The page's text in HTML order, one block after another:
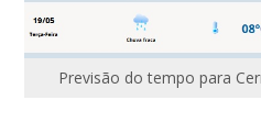
Previsão do tempo para